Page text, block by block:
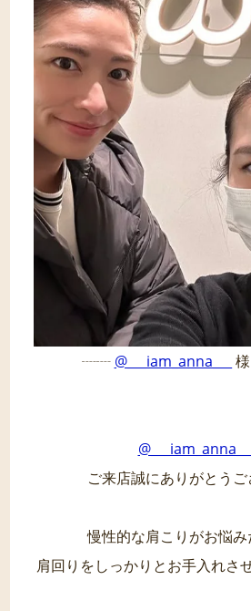
┈┈ @___iam_anna___
@___iam_anna___
ご来店誠にありがとうご
慢性的な肩こりがお悩
肩回りをしっかりとお手入れさ